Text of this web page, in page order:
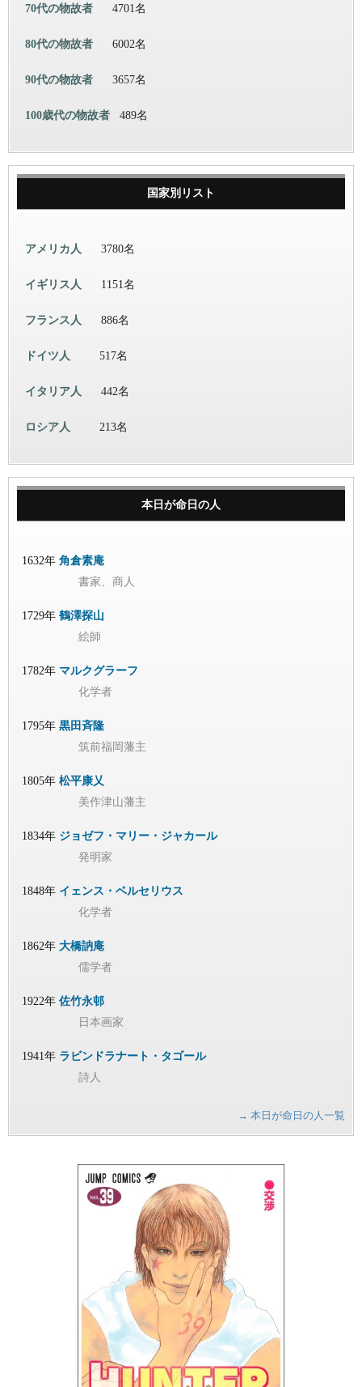
70代の物故者 4701名
80代の物故者 6002名
90代の物故者 3657名
100歳代の物故者 489名
国家別リスト
アメリカ人 3780名
イギリス人 1151名
フランス人 886名
ドイツ人 517名
イタリア人 442名
ロシア人 213名
本日が命日の人
1632年 角倉素庵
書家、商人
1729年 鶴澤探山
絵師
1782年 マルクグラーフ
化学者
1795年 黒田斉隆
筑前福岡藩主
1805年 松平康乂
美作津山藩主
1834年 ジョゼフ・マリー・ジャカール
発明家
1848年 イェンス・ベルセリウス
化学者
1862年 大橋訥庵
儒学者
1922年 佐竹永邨
日本画家
1941年 ラビンドラナート・タゴール
詩人
→ 本日が命日の人一覧